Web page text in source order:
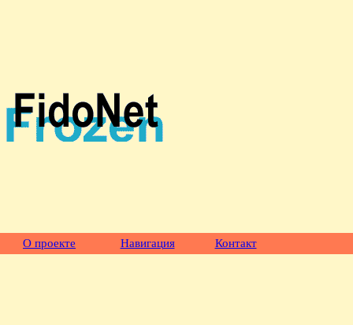
О проекте Навигация Контакт